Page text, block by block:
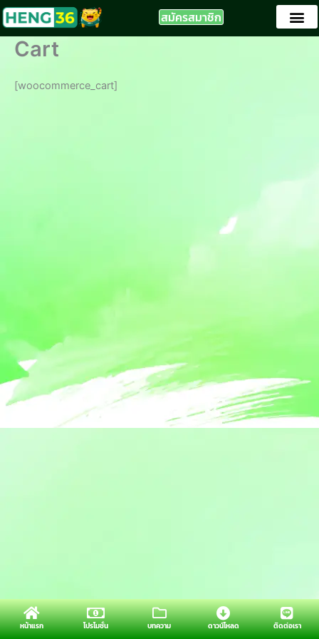
Skip
to
content
สมัครสมาชิก
Cart
[woocommerce_cart]
หน้าแรก โปรโมชั่น บทความ ดาวน์โหลด ติดต่อเรา